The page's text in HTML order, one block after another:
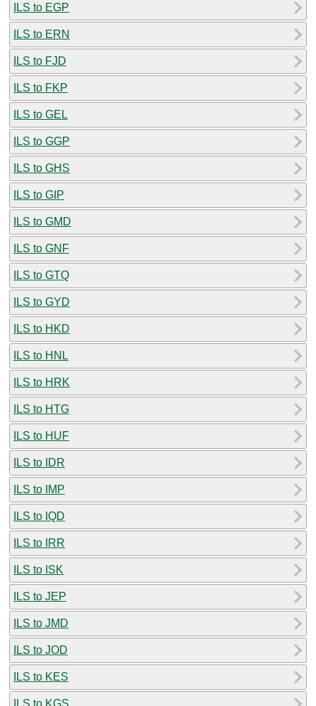
ILS to EGP
ILS to ERN
ILS to FJD
ILS to FKP
ILS to GEL
ILS to GGP
ILS to GHS
ILS to GIP
ILS to GMD
ILS to GNF
ILS to GTQ
ILS to GYD
ILS to HKD
ILS to HNL
ILS to HRK
ILS to HTG
ILS to HUF
ILS to IDR
ILS to IMP
ILS to IQD
ILS to IRR
ILS to ISK
ILS to JEP
ILS to JMD
ILS to JOD
ILS to KES
ILS to KGS